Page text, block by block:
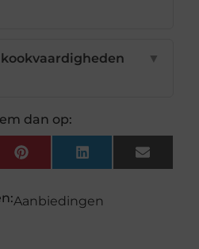
▼
dan op:
PinterestLinkedInEmail
Aanbiedingen